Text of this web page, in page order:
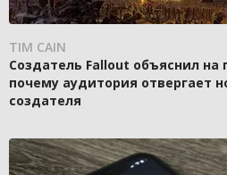
TIM CAIN
Создатель Fallout объяснил на
почему аудитория отвергает
создателя